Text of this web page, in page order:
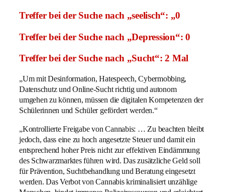
Treffer bei der Suche nach „seelisch“: „0
Treffer bei der Suche nach „Depression“: 0
Treffer bei der Suche nach „Sucht“: 2 Mal
„Um mit Desinformation, Hatespeech, Cybermobbing,
Datenschutz und Online-Sucht richtig und autonom
umgehen zu können, müssen die digitalen Kompetenzen der
Schülerinnen und Schüler gefördert werden.“
„Kontrollierte Freigabe von Cannabis: … Zu beachten bleibt
jedoch, dass eine zu hoch angesetzte Steuer und damit ein
entsprechend hoher Preis nicht zur effektiven Eindämmung
des Schwarzmarktes führen wird. Das zusätzliche Geld soll
für Prävention, Suchtbehandlung und Beratung eingesetzt
werden. Das Verbot von Cannabis kriminalisiert unzählige